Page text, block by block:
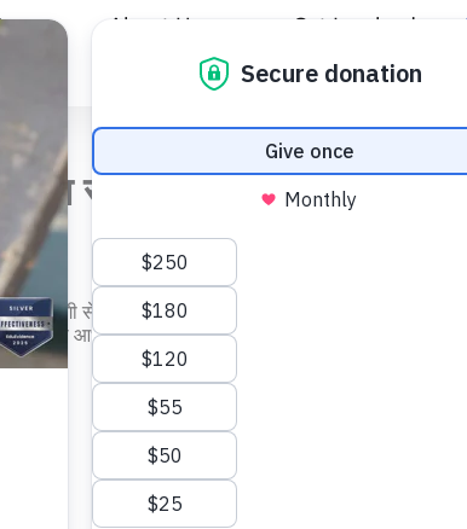
About Us Get Involved
सूचना
संजीदगी से लेता है। नीचे इस बात को संक्षेप में बताया गया है कि
कानूनी आधार क्‍या और आपके अधिकार क्‍या है।